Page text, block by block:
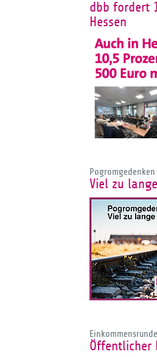
dbb fordert
Hessen
Viel zu
Einkommensrunde
Öffentlicher